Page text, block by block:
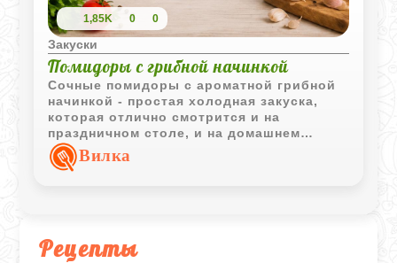
Рецепты
1,85K 0 0
Закуски
Помидоры с грибной начинкой
Сочные помидоры с ароматной грибной
начинкой - простая холодная закуска,
которая отлично смотрится и на
праздничном столе, и на домашнем
ужине. Легкая кислинка помидоров
хорошо сочетается с грибами, жареным
Вилка